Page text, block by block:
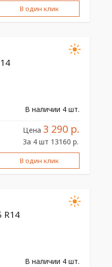
В один клик
В наличии 4 шт.
Цена 3 290 р.
За 4 шт 13160 р.
В один клик
R14
В наличии 4 шт.